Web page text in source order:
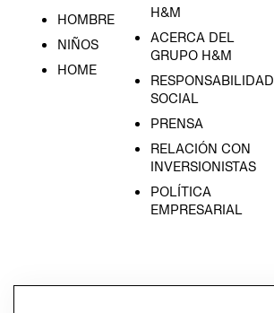
HOMBRE
NIÑOS
HOME
H&M
ACERCA DEL
GRUPO H&M
RESPONSABILIDAD
SOCIAL
PRENSA
RELACIÓN CON
INVERSIONISTAS
POLÍTICA
EMPRESARIAL